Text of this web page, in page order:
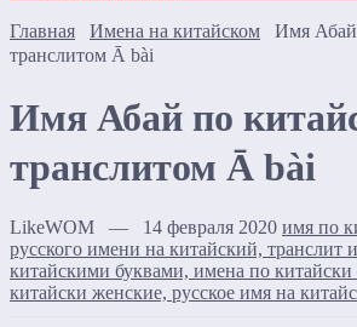
Главная Имена на китайском
Имя
транслитом Ā bài
Имя Абай по
транслитом Ā bài
LikeWOM — 14 февраля 2020 имя по
русского имени на китайский, транслит
китайскими буквами, имена по
китайски женские, русское имя на